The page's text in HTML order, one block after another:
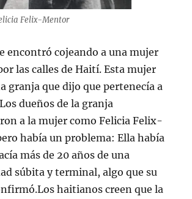
Felix-Mentor
encontró cojeando a una mujer
las calles de Haití. Esta mujer
granja que dijo que pertenecía a
dueños de la granja
a la mujer como Felicia Felix-
había un problema: Ella había
más de 20 años de una
súbita y terminal, algo que su
haitianos creen que la